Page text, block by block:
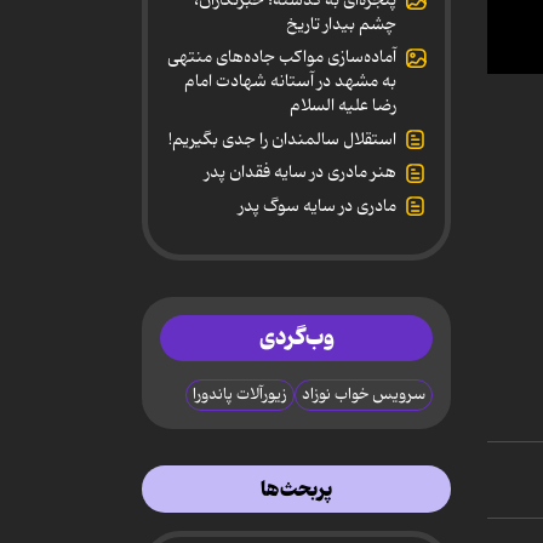
0
چشم بیدار تاریخ
آماده‌سازی مواکب جاده‌های منتهی
به مشهد در آستانه شهادت امام
رضا علیه السلام
استقلال سالمندان را جدی بگیریم!
هنر مادری در سایه‌ فقدان پدر
مادری در سایه سوگ پدر
وب‌گردی
سرویس خواب نوزاد زیورآلات پاندورا
پربحث‌ها